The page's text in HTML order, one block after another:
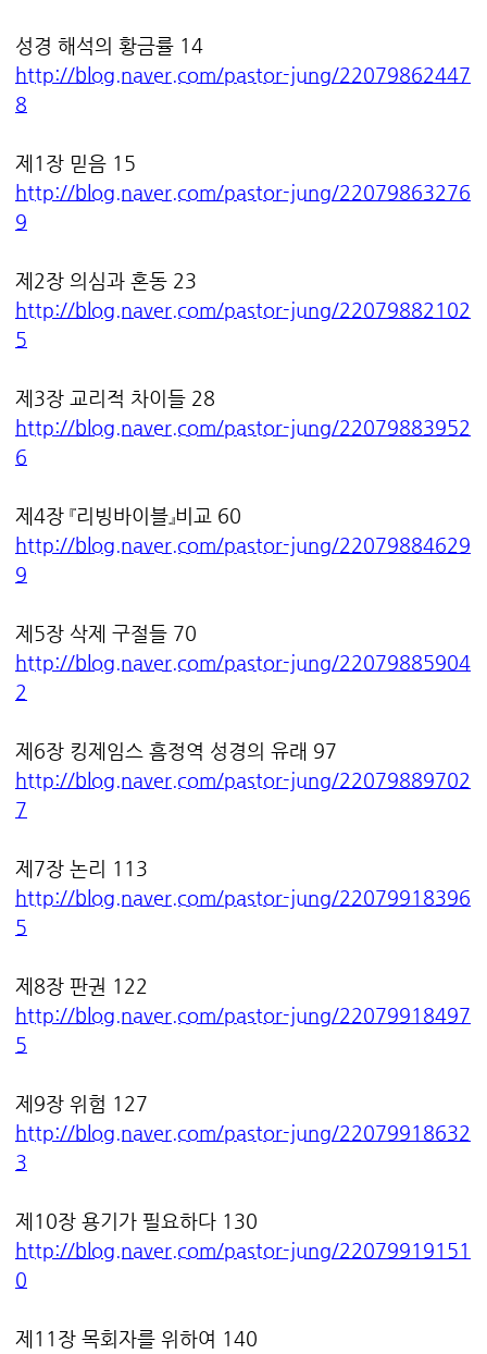
성경 해석의 황금률 14
http://blog.naver.com/pastor-jung/22079862447
8
제1장 믿음 15
http://blog.naver.com/pastor-jung/22079863276
9
제2장 의심과 혼동 23
http://blog.naver.com/pastor-jung/22079882102
5
제3장 교리적 차이들 28
http://blog.naver.com/pastor-jung/22079883952
6
제4장 『리빙바이블』비교 60
http://blog.naver.com/pastor-jung/22079884629
9
제5장 삭제 구절들 70
http://blog.naver.com/pastor-jung/22079885904
2
제6장 킹제임스 흠정역 성경의 유래 97
http://blog.naver.com/pastor-jung/22079889702
7
제7장 논리 113
http://blog.naver.com/pastor-jung/22079918396
5
제8장 판권 122
http://blog.naver.com/pastor-jung/22079918497
5
제9장 위험 127
http://blog.naver.com/pastor-jung/22079918632
3
제10장 용기가 필요하다 130
http://blog.naver.com/pastor-jung/22079919151
0
제11장 목회자를 위하여 140